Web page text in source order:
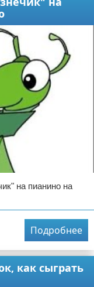
на пианино на
Подробнее
как сыграть